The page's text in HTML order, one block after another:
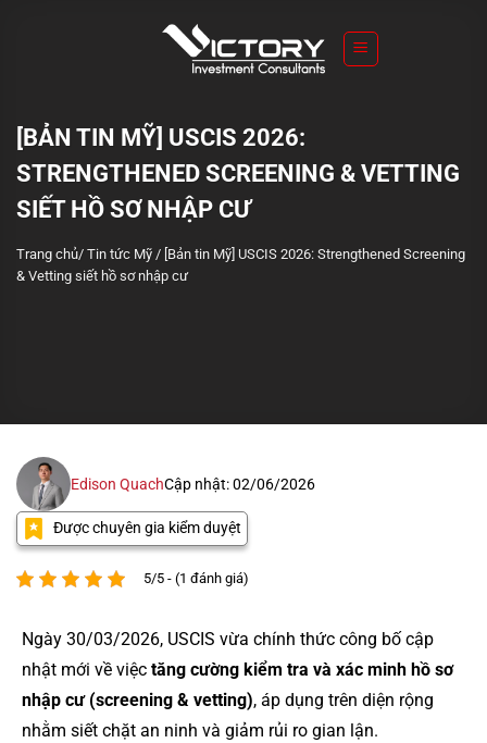
[BẢN TIN MỸ] USCIS 2026:
STRENGTHENED SCREENING & VETTING
SIẾT HỒ SƠ NHẬP CƯ
Trang chủ/ Tin tức Mỹ / [Bản tin Mỹ] USCIS 2026: Strengthened Screening
& Vetting siết hồ sơ nhập cư
Edison QuachCập nhật: 02/06/2026
Được chuyên gia kiểm duyệt
5/5 - (1 đánh giá)
Ngày 30/03/2026, USCIS vừa chính thức công bố cập
nhật mới về việc tăng cường kiểm tra và xác minh hồ sơ
nhập cư (screening & vetting), áp dụng trên diện rộng
nhằm siết chặt an ninh và giảm rủi ro gian lận.